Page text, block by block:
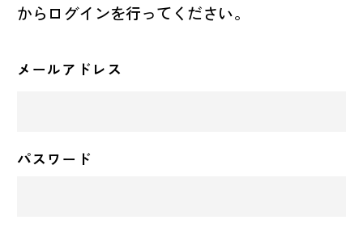
からログインを行ってください。
メールアドレス
パスワード